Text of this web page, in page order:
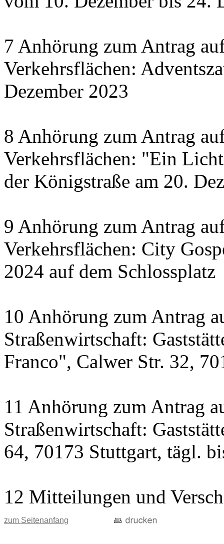
7 Anhörung zum Antrag
Verkehrsflächen:
Dezember 2023
8 Anhörung zum Antrag
Verkehrsflächen: "Ein
der Königstraße am 20.
9 Anhörung zum Antrag
Verkehrsflächen: City
2024 auf dem Schlossplatz
10 Anhörung zum Antrag
Straßenwirtschaft:
Franco", Calwer Str. 32,
11 Anhörung zum Antrag
Straßenwirtschaft:
64, 70173 Stuttgart, tägl.
12 Mitteilungen und
zum Seitenanfang